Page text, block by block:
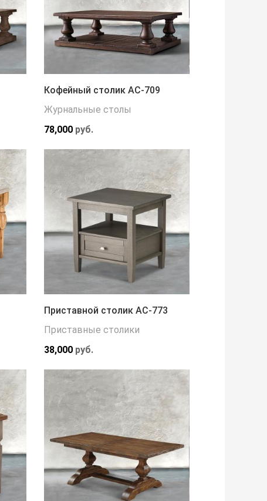
Кофейный столик АС-709
Журнальные столы
78,000 руб.
Приставной столик АС-773
Приставные столики
38,000 руб.